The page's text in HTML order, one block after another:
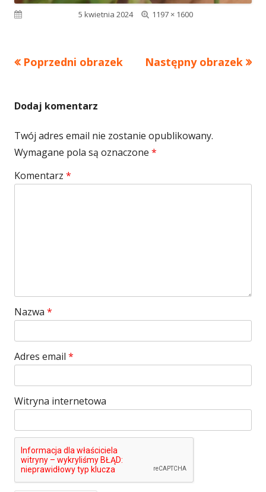
Opublikowano5 kwietnia 2024
Pełny
1197 × 1600
Poprzedni obrazek Następny obrazek
Dodaj komentarz
Twój adres email nie zostanie opublikowany.
Wymagane pola są oznaczone *
Komentarz *
Nazwa *
Adres email *
Witryna internetowa